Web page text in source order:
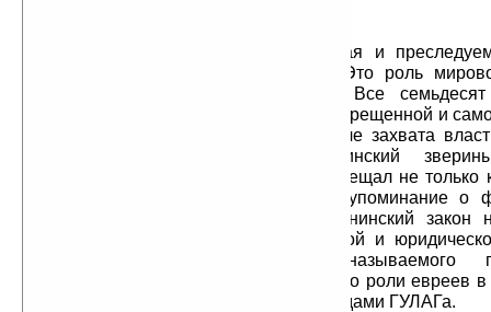
Ну и, конечно, самая запретная и
причина и корень всех проблем. Это роль
мировом историческом процессе. Все семьдесят
коммунизма эта тема была самой запрещенной и
Буквально на следующий день после захвата
был введен в действие ленинский
антисемитизме». Он полностью запрещал не только
мирового еврейства, но и любое упоминание о
деяний евреев. Этот звериный ленинский закон
аналогов в мировой законодательной и
Сталине во времена так называемого
антисемитизма простое упоминание о роли евреев
года каралось в лучшем случае 25 годами ГУЛАГа.